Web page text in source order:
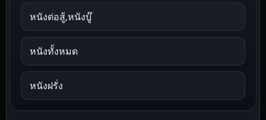
หนังต่อสู้,หนังบู๊
หนังทั้งหมด
หนังฝรั่ง